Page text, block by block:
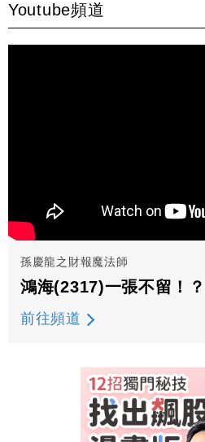
Youtube頻道
孫慶龍之財報魔法師
鴻海(2317)一張不留！？
前往頻道